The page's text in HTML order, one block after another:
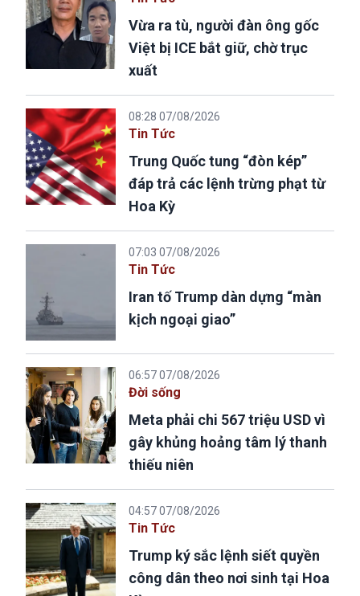
Vừa ra tù, người đàn ông gốc
Việt bị ICE bắt giữ, chờ trục
xuất
08:28 07/08/2026
Tin Tức
Trung Quốc tung “đòn kép”
đáp trả các lệnh trừng phạt từ
Hoa Kỳ
07:03 07/08/2026
Tin Tức
Iran tố Trump dàn dựng “màn
kịch ngoại giao”
06:57 07/08/2026
Đời sống
Meta phải chi 567 triệu USD vì
gây khủng hoảng tâm lý thanh
thiếu niên
04:57 07/08/2026
Tin Tức
Trump ký sắc lệnh siết quyền
công dân theo nơi sinh tại Hoa